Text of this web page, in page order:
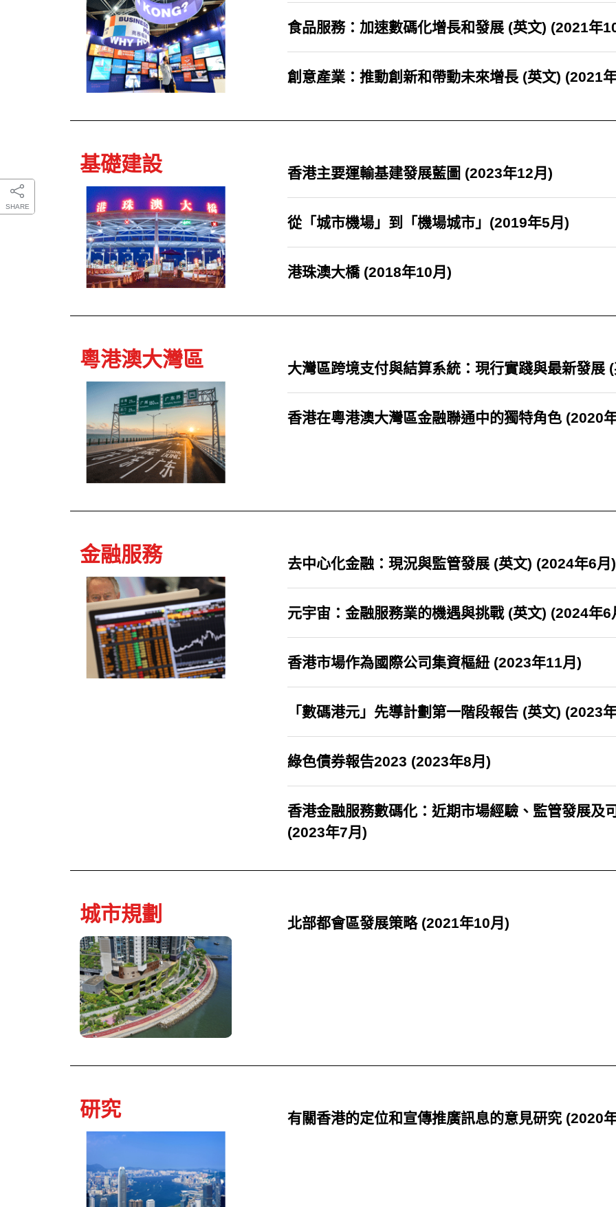
SHARE
食品服務：加速數碼化增長和發展 (英文) (2021年
創意產業：推動創新和帶動未來增長 (英文) (2021
基礎建設 香港主要運輸基建發展藍圖 (2023年12月)
從「城市機場」到「機場城市」(2019年5月)
港珠澳大橋 (2018年10月)
粵港澳大灣區 大灣區跨境支付與結算系統：現行實踐與最新發展
香港在粵港澳大灣區金融聯通中的獨特角色 (2020
金融服務 去中心化金融：現況與監管發展 (英文) (2024年6月)
元宇宙：金融服務業的機遇與挑戰 (英文) (2024年6
香港市場作為國際公司集資樞紐 (2023年11月)
「數碼港元」先導計劃第一階段報告 (英文) (2023
綠色債券報告2023 (2023年8月)
香港金融服務數碼化：近期市場經驗、監管發展及
(2023年7月)
城市規劃 北部都會區發展策略 (2021年10月)
研究 有關香港的定位和宣傳推廣訊息的意見研究 (2020